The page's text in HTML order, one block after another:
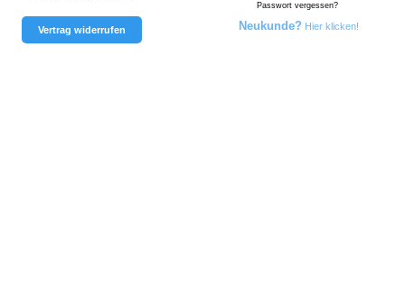
Vertrag widerrufen
Passwort vergessen?
Neukunde? Hier klicken!